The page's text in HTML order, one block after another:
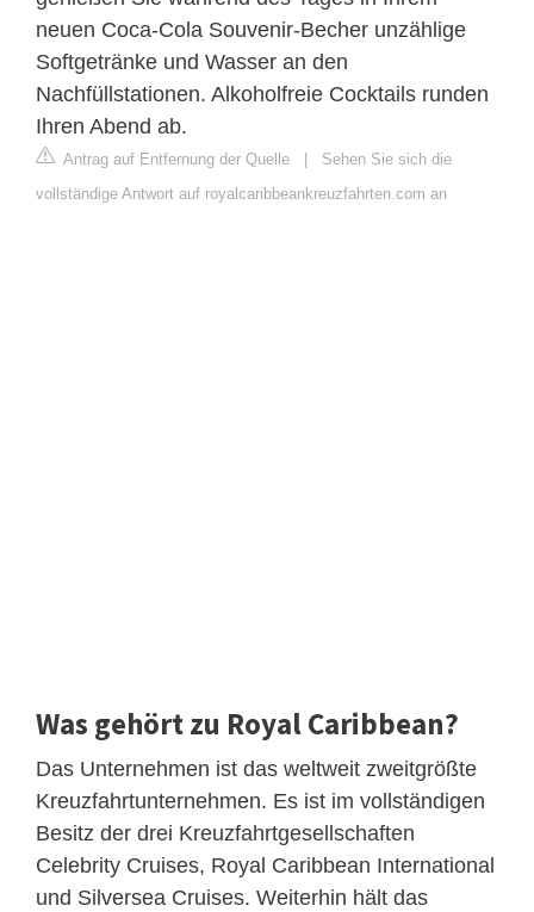
neuen Coca-Cola Souvenir-Becher unzählige
Softgetränke und Wasser an den
Nachfüllstationen. Alkoholfreie Cocktails runden
Ihren Abend ab.
Antrag auf Entfernung der Quelle
Sehen Sie sich die
vollständige Antwort auf royalcaribbeankreuzfahrten.com an
Was gehört zu Royal Caribbean?
Das Unternehmen ist das weltweit zweitgrößte
Kreuzfahrtunternehmen. Es ist im vollständigen
Besitz der drei Kreuzfahrtgesellschaften
Celebrity Cruises, Royal Caribbean International
und Silversea Cruises. Weiterhin hält das